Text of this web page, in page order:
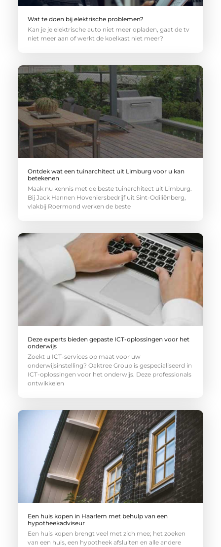
Wat te doen bij elektrische problemen?
Kan je je elektrische auto niet meer opladen, gaat de tv
niet meer aan of werkt de koelkast niet meer?
Ontdek wat een tuinarchitect uit Limburg voor u kan
betekenen
Maak nu kennis met de beste tuinarchitect uit Limburg.
Bij Jack Hannen Hoveniersbedrijf uit Sint-Odiliënberg,
vlakbij Roermond werken de beste
Deze experts bieden gepaste ICT-oplossingen voor het
onderwijs
Zoekt u ICT-services op maat voor uw
onderwijsinstelling? Oaktree Group is gespecialiseerd in
ICT-oplossingen voor het onderwijs. Deze professionals
ontwikkelen
Een huis kopen in Haarlem met behulp van een
hypotheekadviseur
Een huis kopen brengt veel met zich mee; het zoeken
van een huis, een hypotheek afsluiten en alle andere